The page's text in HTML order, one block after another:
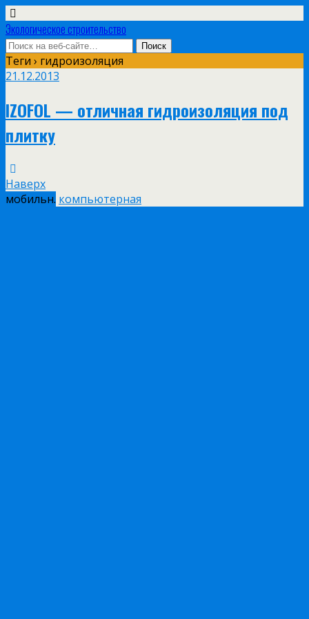
Экологическое строительство
Теги › гидроизоляция
21.12.2013
IZOFOL — отличная гидроизоляция под
плитку
Наверх
мобильн. компьютерная